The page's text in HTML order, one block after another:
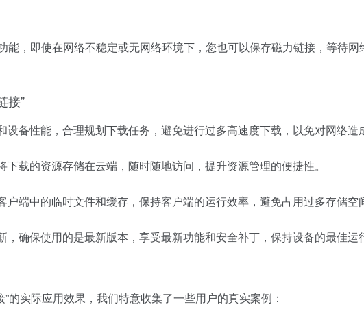
能，即使在网络不稳定或无网络环境下，您也可以保存磁力链接，等待网
接”
备性能，合理规划下载任务，避免进行过多高速度下载，以免对网络造
载的资源存储在云端，随时随地访问，提升资源管理的便捷性。
端中的临时文件和缓存，保持客户端的运行效率，避免占用过多存储空
确保使用的是最新版本，享受最新功能和安全补丁，保持设备的最佳运
的实际应用效果，我们特意收集了一些用户的真实案例：